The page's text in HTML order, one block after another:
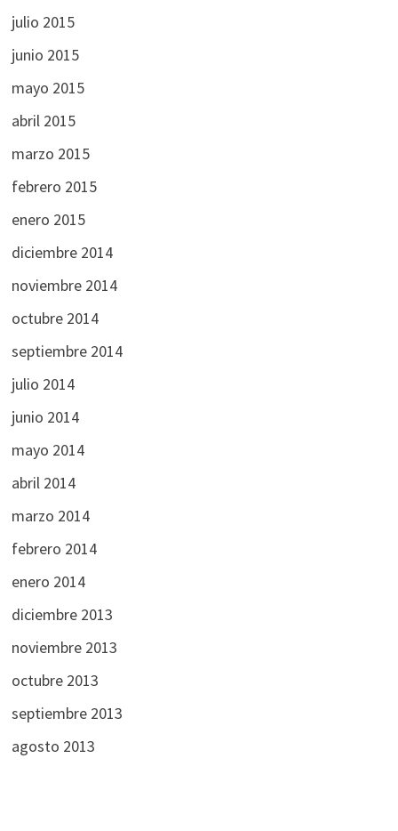
julio 2015
junio 2015
mayo 2015
abril 2015
marzo 2015
febrero 2015
enero 2015
diciembre 2014
noviembre 2014
octubre 2014
septiembre 2014
julio 2014
junio 2014
mayo 2014
abril 2014
marzo 2014
febrero 2014
enero 2014
diciembre 2013
noviembre 2013
octubre 2013
septiembre 2013
agosto 2013